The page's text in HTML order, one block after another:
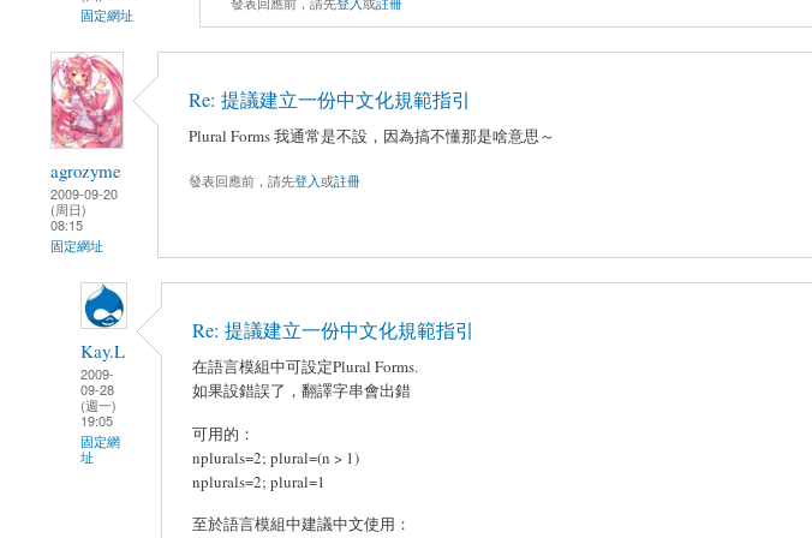
固定網址
agrozyme
2009-09-20
(周日)
08:15
固定網址
Re: 提議建立一份中文化規範指引
Plural Forms 我通常是不設，因為搞不懂那是啥意思～
發表回應前，請先登入或註冊
Kay.L
2009-
09-28
(週一)
19:05
固定網
址
Re: 提議建立一份中文化規範指引
在語言模組中可設定Plural Forms.
如果設錯誤了，翻譯字串會出錯
可用的：
nplurals=2; plural=(n > 1)
nplurals=2; plural=1
至於語言模組中建議中文使用：